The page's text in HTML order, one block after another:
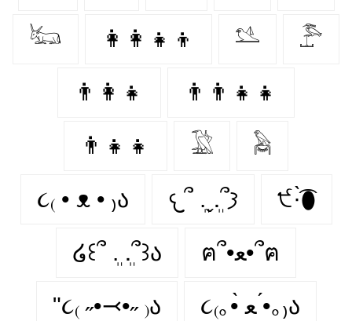
𓃜 👩‍👩‍👧‍👦 𓅎 𓅤
👨‍👩‍👧 👨‍👨‍👧‍👧
👨‍👧‍👧 𓅁 𓅉
૮₍ • ᴥ • ₎ა 𐔌՞ ܸ.ˬ.ܸ՞𐦯 ੯·̀͡⬮
໒꒰՞ ܸ. .ܸ՞꒱ა ฅ՞•ﻌ•՞ฅ
"૮₍ ˶•⤙•˶ ₎ა ૮₍｡•̀ ﻌ •́｡₎ა